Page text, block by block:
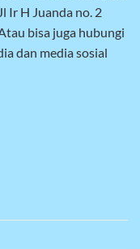
Ir H Juanda no. 2
bisa juga hubungi
dan media sosial